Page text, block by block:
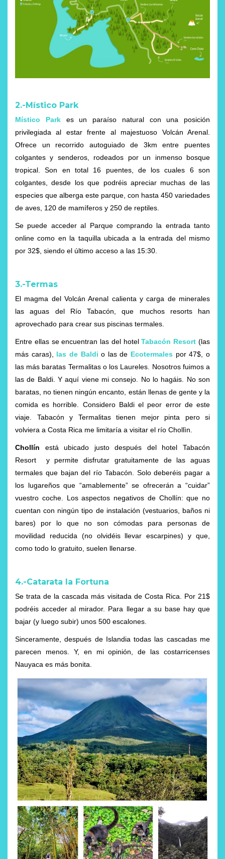
2.-Místico Park
Místico Park
es un paraíso natural con una posición
privilegiada al estar frente al majestuoso Volcán Arenal.
Ofrece un recorrido autoguiado de 3km entre puentes
colgantes y senderos, rodeados por un inmenso bosque
tropical. Son en total 16 puentes, de los cuales 6 son
colgantes, desde los que podréis apreciar muchas de las
especies que alberga este parque, con hasta 450 variedades
de aves, 120 de mamíferos y 250 de reptiles.
Se puede acceder al Parque comprando la entrada tanto
online como en la taquilla ubicada a la entrada del mismo
por 32$, siendo el último acceso a las 15:30.
3.-Termas
El magma del Volcán Arenal calienta y carga de minerales
las aguas del Río Tabacón, que muchos resorts han
aprovechado para crear sus piscinas termales.
Entre ellas se encuentran las del hotelTabacón Resort (las
más caras), las de Baldi o las de Ecotermales por 47$, o
las más baratas Termalitas o los Laureles. Nosotros fuimos a
las de Baldi. Y aquí viene mi consejo. No lo hagáis. No son
baratas, no tienen ningún encanto, están llenas de gente y la
comida es horrible. Considero Baldi el peor error de este
viaje. Tabacón y Termalitas tienen mejor pinta pero si
volviera a Costa Rica me limitaría a visitar el río Chollìn.
Chollín está ubicado justo después del hotel Tabacón
Resort y permite disfrutar gratuitamente de las aguas
termales que bajan del río Tabacón. Solo deberéis pagar a
los lugareños que “amablemente” se ofrecerán a “cuidar”
vuestro coche. Los aspectos negativos de Chollín: que no
cuentan con ningún tipo de instalación (vestuarios, baños ni
bares) por lo que no son cómodas para personas de
movilidad reducida (no olvidéis llevar escarpines) y que,
como todo lo gratuito, suelen llenarse.
4.-Catarata la Fortuna
Se trata de la cascada más visitada de Costa Rica. Por 21$
podréis acceder al mirador. Para llegar a su base hay que
bajar (y luego subir) unos 500 escalones.
Sinceramente, después de Islandia todas las cascadas me
parecen menos. Y, en mi opinión, de las costarricenses
Nauyaca es más bonita.